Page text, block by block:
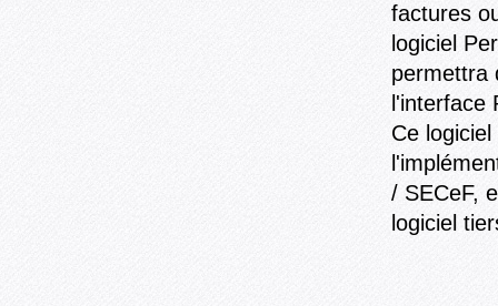
factures
logiciel
permettra
l'interface
Ce
/ SECeF,
logiciel